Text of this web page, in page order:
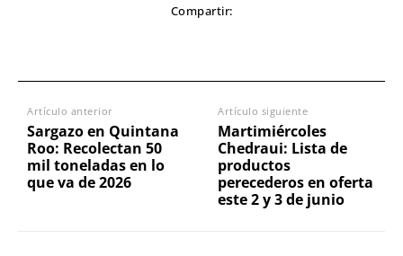
Compartir:
Artículo anterior
Sargazo en Quintana
Roo: Recolectan 50
mil toneladas en lo
que va de 2026
Artículo siguiente
Martimiércoles
Chedraui: Lista de
productos
perecederos en oferta
este 2 y 3 de junio